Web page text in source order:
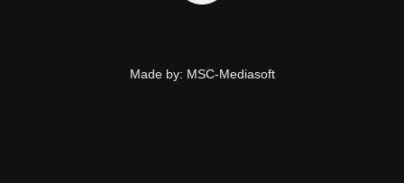
Made by: MSC-Mediasoft